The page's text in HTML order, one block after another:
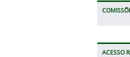
ACESSO